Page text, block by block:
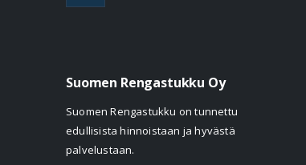
Suomen Rengastukku Oy
Suomen Rengastukku on tunnettu
edullisista hinnoistaan ja hyvästä
palvelustaan.